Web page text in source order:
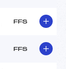
FFS
FFS